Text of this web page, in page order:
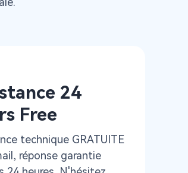
24
Free
technique GRATUITE
réponse garantie